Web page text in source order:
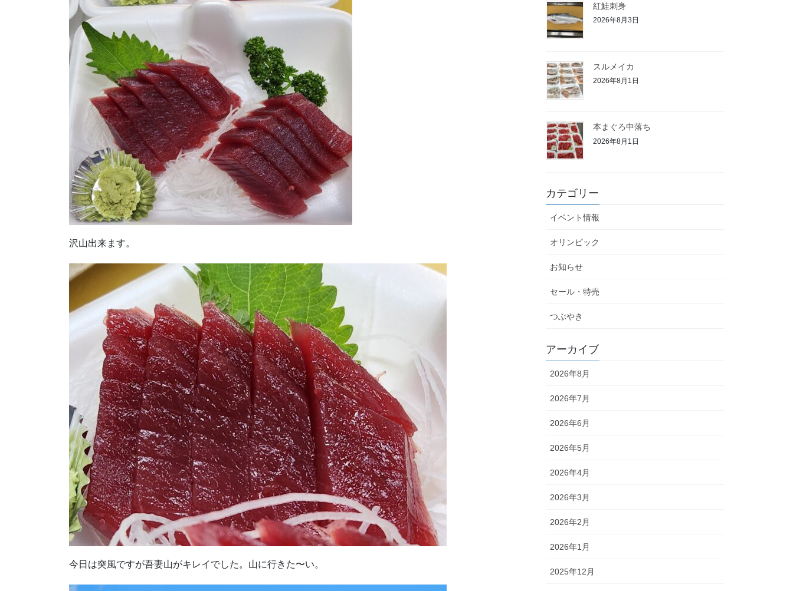
沢山出来ます。
今日は突風ですが吾妻山がキレイでした。山に行きた〜い。
紅鮭刺身
2026年8月3日
スルメイカ
2026年8月1日
本まぐろ中落ち
2026年8月1日
カテゴリー
イベント情報
オリンピック
お知らせ
セール・特売
つぶやき
アーカイブ
2026年8月
2026年7月
2026年6月
2026年5月
2026年4月
2026年3月
2026年2月
2026年1月
2025年12月